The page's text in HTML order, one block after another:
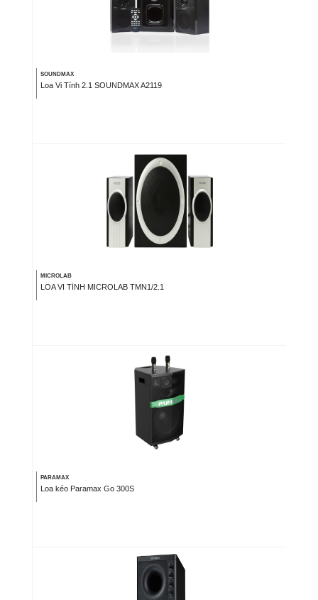
SOUNDMAX
Loa Vi Tính 2.1 SOUNDMAX A2119
MICROLAB
LOA VI TÍNH MICROLAB TMN1/2.1
PARAMAX
Loa kéo Paramax Go 300S